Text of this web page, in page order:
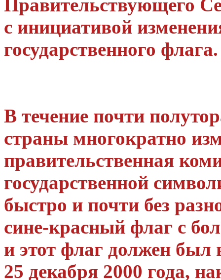
Правительствующего
с инициативой
государственного флага.
В течение почти
страны многократно
правительственная
государственной
быстро и почти без
сине-красный флаг с
и этот флаг должен был
25 декабря 2000 года,